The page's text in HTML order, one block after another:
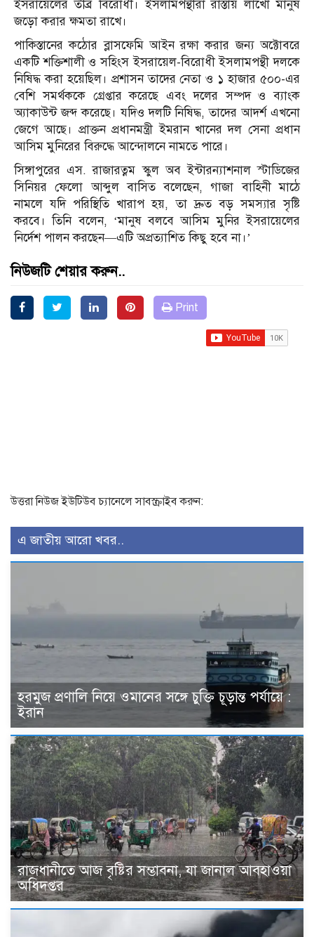
ইসরায়েলের তীব্র বিরোধী। ইসলামপন্থীরা রাস্তায় লাখো মানুষ
জড়ো করার ক্ষমতা রাখে।
পাকিস্তানের কঠোর ব্লাসফেমি আইন রক্ষা করার জন্য অক্টোবরে
একটি শক্তিশালী ও সহিংস ইসরায়েল-বিরোধী ইসলামপন্থী দলকে
নিষিদ্ধ করা হয়েছিল। প্রশাসন তাদের নেতা ও ১ হাজার ৫০০-এর
বেশি সমর্থককে গ্রেপ্তার করেছে এবং দলের সম্পদ ও ব্যাংক
অ্যাকাউন্ট জব্দ করেছে। যদিও দলটি নিষিদ্ধ, তাদের আদর্শ এখনো
জেগে আছে। প্রাক্তন প্রধানমন্ত্রী ইমরান খানের দল সেনা প্রধান
আসিম মুনিরের বিরুদ্ধে আন্দোলনে নামতে পারে।
সিঙ্গাপুরের এস. রাজারত্নম স্কুল অব ইন্টারন্যাশনাল স্টাডিজের
সিনিয়র ফেলো আব্দুল বাসিত বলেছেন, গাজা বাহিনী মাঠে
নামলে যদি পরিস্থিতি খারাপ হয়, তা দ্রুত বড় সমস্যার সৃষ্টি
করবে। তিনি বলেন, ‘মানুষ বলবে আসিম মুনির ইসরায়েলের
নির্দেশ পালন করছেন—এটি অপ্রত্যাশিত কিছু হবে না।’
নিউজটি শেয়ার করুন..
Print
উত্তরা নিউজ ইউটিউব চ্যানেলে সাবস্ক্রাইব করুন:
এ জাতীয় আরো খবর..
হরমুজ প্রণালি নিয়ে ওমানের সঙ্গে চুক্তি চূড়ান্ত পর্যায়ে :
ইরান
রাজধানীতে আজ বৃষ্টির সম্ভাবনা, যা জানাল আবহাওয়া
অধিদপ্তর